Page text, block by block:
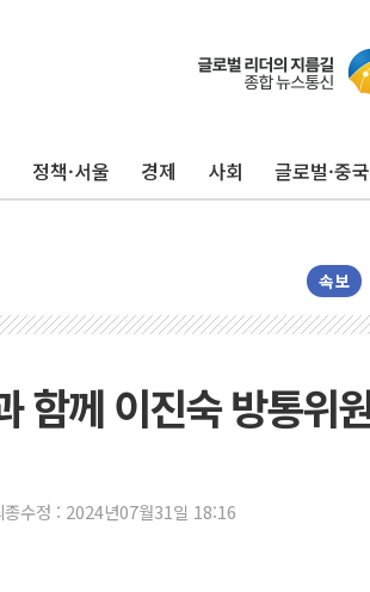
정책·서울 경제 사회 글로벌·중국
속보
함께 이진숙 방통위
종수정 : 2024년07월31일 18:16